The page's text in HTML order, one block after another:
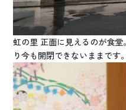
虹の里 正面に見えるのが食
り今も開閉できないままです。